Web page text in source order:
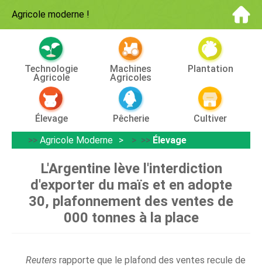
Agricole moderne !
Technologie
Agricole
Machines
Agricoles
Plantation
Élevage Pêcherie
Cultiver
>> Agricole Moderne > >> Élevage
L'Argentine lève l'interdiction
d'exporter du maïs et en adopte
30, plafonnement des ventes de
000 tonnes à la place
Reuters rapporte que le plafond des ventes recule de